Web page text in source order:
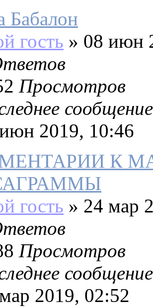
Бабалон
гость » 08 июн
Просмотров
сообщение
2019, 10:46
К
гость » 24 мар
Просмотров
сообщение
2019, 02:52